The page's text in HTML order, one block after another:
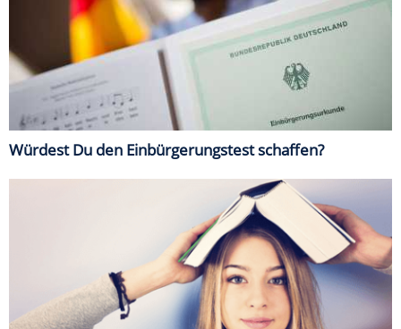
Würdest Du den Einbürgerungstest schaffen?